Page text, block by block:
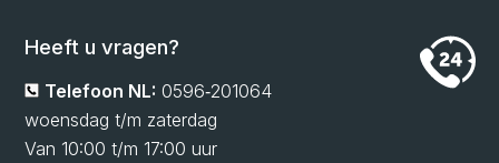
Heeft u vragen?
Telefoon NL: 0596‑201064
woensdag t/m zaterdag
Van 10:00 t/m 17:00 uur